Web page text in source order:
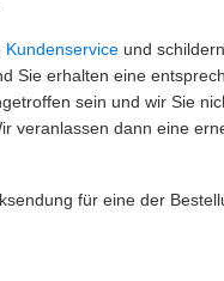
Kundenservice und
Sie erhalten eine
sein und wir Sie
veranlassen dann eine
für eine der